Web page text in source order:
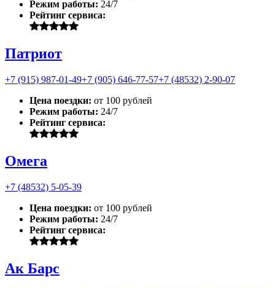
Режим работы: 24/7
Рейтинг сервиса:
Патриот
+7 (915) 987-01-49+7 (905) 646-77-57+7 (48532) 2-90-07
Цена поездки: от 100 рублей
Режим работы: 24/7
Рейтинг сервиса:
Омега
+7 (48532) 5-05-39
Цена поездки: от 100 рублей
Режим работы: 24/7
Рейтинг сервиса:
Ак Барс